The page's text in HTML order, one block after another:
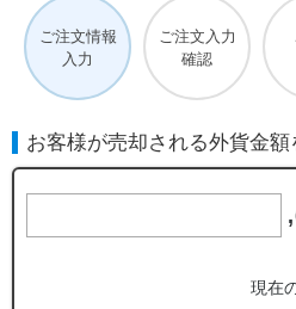
ご注文情報
入力
ご注文入力
確認
お客様が売却される外貨金額
現在